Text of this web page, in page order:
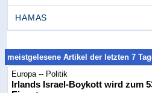
HAMAS
meistgelesene Artikel der letzten 7
Europa -- Politik
Irlands Israel-Boykott wird zum